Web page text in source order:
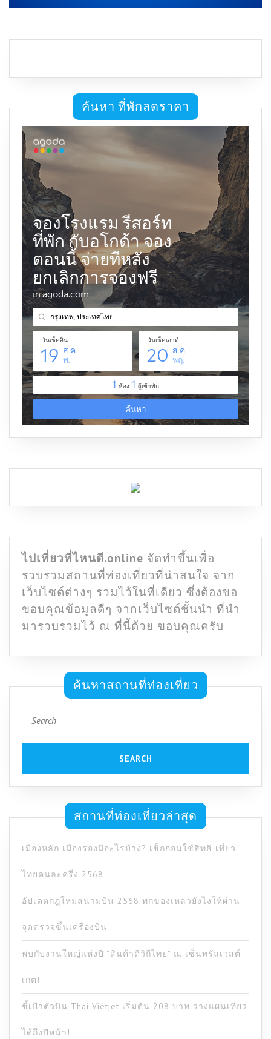
ค้นหา ที่พักลดราคา
ไปเที่ยวที่ไหนดี.online จัดทำขึ้นเพื่อ
รวบรวมสถานที่ท่องเที่ยวที่น่าสนใจ จาก
เว็บไซต์ต่างๆ รวมไว้ในที่เดียว ซึ่งต้องขอ
ขอบคุณข้อมูลดีๆ จากเว็บไซต์ชั้นนำ ที่นำ
มารวบรวมไว้ ณ ที่นี้ด้วย ขอบคุณครับ
ค้นหาสถานที่ท่องเที่ยว
for:
สถานที่ท่องเที่ยวล่าสุด
เมืองหลัก เมืองรองมีอะไรบ้าง? เช็กก่อนใช้สิทธิ เที่ยว
ไทยคนละครึ่ง 2568
อัปเดตกฎใหม่สนามบิน 2568 พกของเหลวยังไงให้ผ่าน
จุดตรวจขึ้นเครื่องบิน
พบกับงานใหญ่แห่งปี “สินค้าดีวิถีไทย” ณ เซ็นทรัลเวสต์
เกต!
ชี้เป้าตั๋วบิน Thai Vietjet เริ่มต้น 208 บาท วางแผนเที่ยว
ได้ถึงปีหน้า!